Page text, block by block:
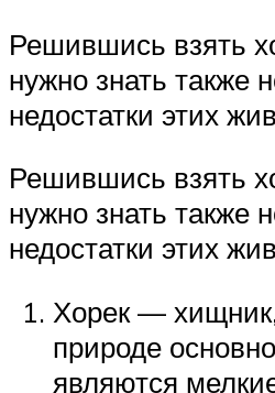
Решившись взять
нужно знать также
недостатки этих
Решившись взять
нужно знать также
недостатки этих
Хорек —
природе
являются